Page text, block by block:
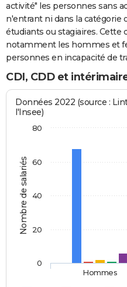
activité" les personnes sans
n'entrant ni dans la catégorie
étudiants ou stagiaires. Cette
notamment les hommes et
personnes en incapacité de
CDI, CDD et
Nombre de salariés
Données 2022 (source :
l'Insee)
Hommes
0
20
40
60
80